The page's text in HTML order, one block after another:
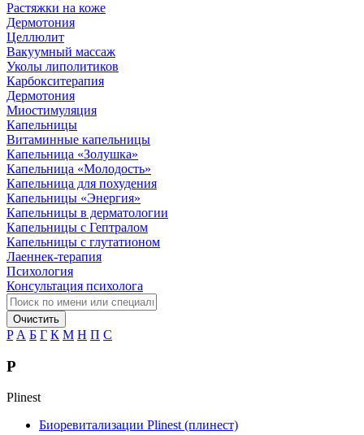
Растяжки на коже
Дермотония
Целлюлит
Вакуумный массаж
Уколы липолитиков
Карбокситерапия
Дермотония
Миостимуляция
Капельницы
Витаминные капельницы
Капельница «Золушка»
Капельница «Молодость»
Капельница для похудения
Капельницы «Энергия»
Капельницы в дерматологии
Капельницы с Гептралом
Капельницы с глутатионом
Лаеннек-терапия
Психология
Консультация психолога
Очистить
P А Б Г К М Н П С
P
Plinest
Биоревитализации Plinest (плинест)